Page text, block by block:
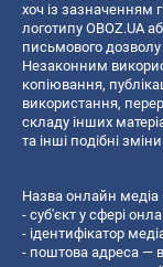
хоч із зазначенням
логотипу OBOZ.UA
письмового
Незаконним
копiювання,
використання,
складу інших
та інші подібні
Назва онлайн медіа
- суб'єкт у сфері
- ідентифікатор
- поштова адреса —